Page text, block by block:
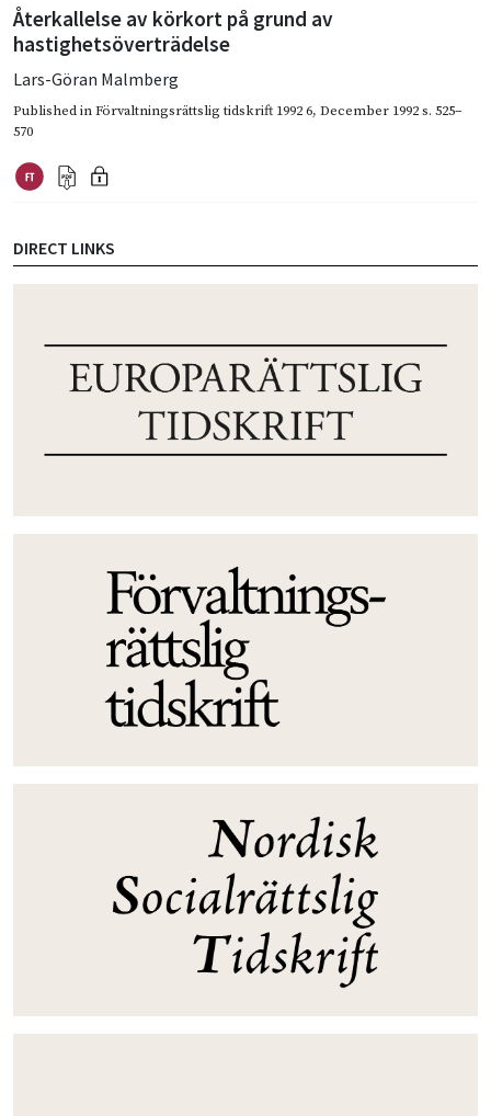
Återkallelse av körkort på grund av
hastighetsöverträdelse
Lars-Göran Malmberg
Published inFörvaltningsrättslig tidskrift 1992 6, December 1992s. 525–
570
DIRECT LINKS